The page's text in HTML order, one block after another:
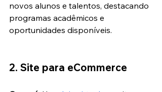
novos alunos e talentos, destacando
programas acadêmicos e
oportunidades disponíveis.
2. Site para eCommerce